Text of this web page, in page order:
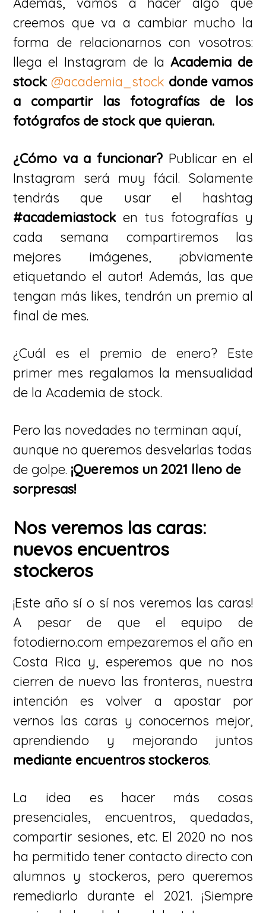
creemos que va a cambiar mucho la
forma de relacionarnos con vosotros:
llega el Instagram de la Academia de
stock:@academia_stock donde vamos
a compartir las fotografías de los
fotógrafos de stock que quieran.
¿Cómo va a funcionar? Publicar en el
Instagram será muy fácil. Solamente
tendrás que usar el hashtag
#academiastocken tus fotografías y
cada semana compartiremos las
mejores imágenes, ¡obviamente
etiquetando el autor! Además, las que
tengan más likes, tendrán un premio al
final de mes.
¿Cuál es el premio de enero? Este
primer mes regalamos la mensualidad
de la Academia de stock.
Pero las novedades no terminan aquí,
aunque no queremos desvelarlas todas
de golpe. ¡Queremos un 2021 lleno de
sorpresas!
Nos veremos las caras:
nuevos encuentros
stockeros
¡Este año sí o sí nos veremos las caras!
A pesar de que el equipo de
fotodierno.com empezaremos el año en
Costa Rica y, esperemos que no nos
cierren de nuevo las fronteras, nuestra
intención es volver a apostar por
vernos las caras y conocernos mejor,
aprendiendo y mejorando juntos
mediante encuentros stockeros.
La idea es hacer más cosas
presenciales, encuentros, quedadas,
compartir sesiones, etc. El 2020 no nos
ha permitido tener contacto directo con
alumnos y stockeros, pero queremos
remediarlo durante el 2021. ¡Siempre